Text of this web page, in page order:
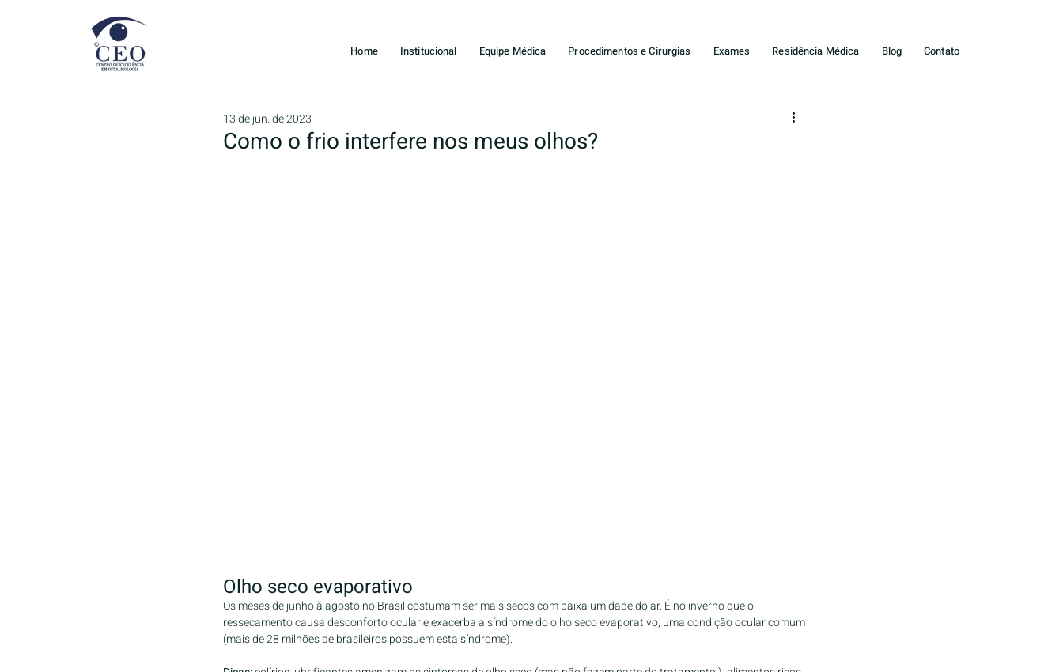
Home Institucional Equipe Médica Procedimentos e Cirurgias Exames Residência Médica Blog Contato
Como o frio interfere nos meus olhos?
13 de jun. de 2023
Olho seco evaporativo
Os meses de junho à agosto no Brasil costumam ser mais secos com baixa umidade do ar. É no inverno que o
ressecamento causa desconforto ocular e exacerba a síndrome do olho seco evaporativo, uma condição ocular comum
(mais de 28 milhões de brasileiros possuem esta síndrome).